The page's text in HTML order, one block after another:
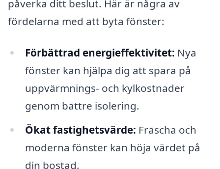
påverka ditt beslut. Här är några av
fördelarna med att byta fönster:
Förbättrad energieffektivitet: Nya
fönster kan hjälpa dig att spara på
uppvärmnings- och kylkostnader
genom bättre isolering.
Ökat fastighetsvärde: Fräscha och
moderna fönster kan höja värdet på
din bostad.